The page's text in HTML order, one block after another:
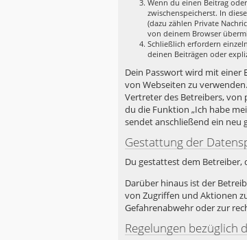
Wenn du einen Beitrag
zwischenspeicherst. In
(dazu zählen Private
von deinem Browser
Schließlich erfordern
deinen Beiträgen oder
Dein Passwort wird mit einer
von Webseiten zu
Vertreter des Betreibers, von
du die Funktion „Ich habe
sendet anschließend ein neu
Gestattung der
Du gestattest dem
Darüber hinaus ist der
von Zugriffen und Aktionen
Gefahrenabwehr oder zur
Regelungen bezüglich